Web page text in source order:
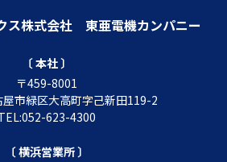
ス株式会社 東亜電機カンパニー
〔 本社 〕
〒459-8001
市緑区大高町字己新田119-2
623-4300
〔 横浜営業所 〕